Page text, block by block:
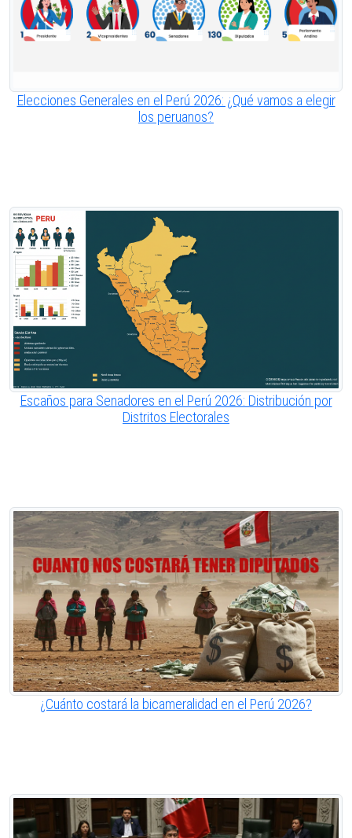
Elecciones Generales en el Perú 2026: ¿Qué vamos a elegir
los peruanos?
Escaños para Senadores en el Perú 2026: Distribución por
Distritos Electorales
¿Cuánto costará la bicameralidad en el Perú 2026?